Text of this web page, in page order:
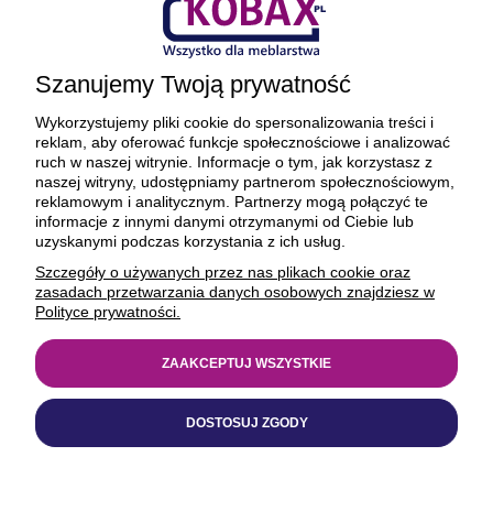
Prowadnica kulkowa
samodociąg L-450 GTV
Prowadnica kulkowa
samodociąg L-650 GTV
PRESTIGE
Szanujemy Twoją prywatność
Wykorzystujemy pliki cookie do spersonalizowania treści i
reklam, aby oferować funkcje społecznościowe i analizować
ruch w naszej witrynie. Informacje o tym, jak korzystasz z
naszej witryny, udostępniamy partnerom społecznościowym,
reklamowym i analitycznym. Partnerzy mogą połączyć te
informacje z innymi danymi otrzymanymi od Ciebie lub
uzyskanymi podczas korzystania z ich usług.
Szczegóły o używanych przez nas plikach cookie oraz
zasadach przetwarzania danych osobowych znajdziesz w
Polityce prywatności.
DOSTOSUJ ZGODY
ZAAKCEPTUJ WSZYSTKIE